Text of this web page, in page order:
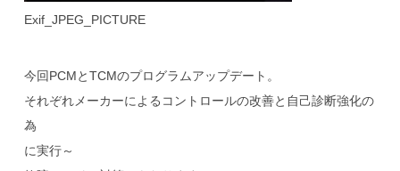
Exif_JPEG_PICTURE
今回PCMとTCMのプログラムアップデート。
それぞれメーカーによるコントロールの改善と自己診断強化の
為
に実行～